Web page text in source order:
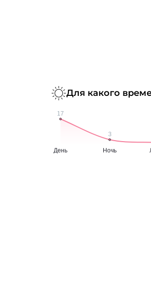
Для какого